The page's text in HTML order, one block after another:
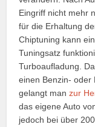
Eingriff nicht mehr
für die Erhaltung
Chiptuning kann
Tuningsatz
Turboaufladung.
einen Benzin- oder
gelangt manzur
das eigene Auto
jedoch bei über